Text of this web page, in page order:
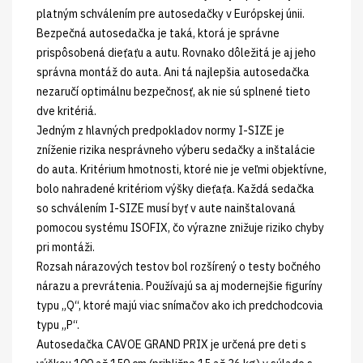
platným schválením pre autosedačky v Európskej únii.
Bezpečná autosedačka je taká, ktorá je správne
prispôsobená dieťaťu a autu. Rovnako dôležitá je aj jeho
správna montáž do auta. Ani tá najlepšia autosedačka
nezaručí optimálnu bezpečnosť, ak nie sú splnené tieto
dve kritériá.
Jedným z hlavných predpokladov normy I-SIZE je
zníženie rizika nesprávneho výberu sedačky a inštalácie
do auta. Kritérium hmotnosti, ktoré nie je veľmi objektívne,
bolo nahradené kritériom výšky dieťaťa. Každá sedačka
so schválením I-SIZE musí byť v aute nainštalovaná
pomocou systému ISOFIX, čo výrazne znižuje riziko chyby
pri montáži.
Rozsah nárazových testov bol rozšírený o testy bočného
nárazu a prevrátenia. Používajú sa aj modernejšie figuríny
typu „Q“, ktoré majú viac snímačov ako ich predchodcovia
typu „P“.
Autosedačka CAVOE GRAND PRIX je určená pre deti s